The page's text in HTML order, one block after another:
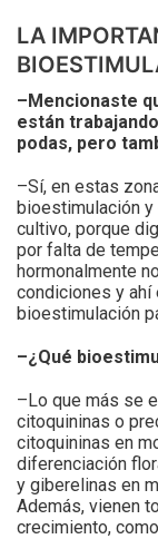
LA
–Mencionaste
están
podas, pero
–Sí, en estas
bioestimulación
cultivo, porque
por falta de
hormonalmente
condiciones y ahí
bioestimulación
–¿Qué
–Lo que más se
citoquininas o
citoquininas en
diferenciación
y giberelinas en
Además, vienen
crecimiento,